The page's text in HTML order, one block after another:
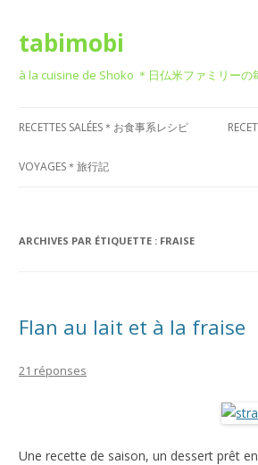
tabimobi
à la cuisine de Shoko ＊日仏米ファミリーの
RECETTES SALÉES＊お食事系レシピ
RECETTE DE BENTO＊お弁当
RECETTE FRANÇAISE＊フレンチ風
VOYAGES＊旅行記
旅行
ARCHIVES PAR ÉTIQUETTE : FRAISE
Flan au lait et à la fraise
21 réponses
Une recette de saison, un dessert prêt